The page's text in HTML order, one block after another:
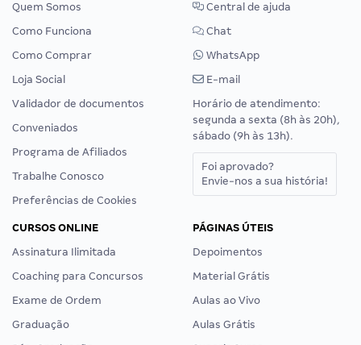
Quem Somos
Como Funciona
Como Comprar
Loja Social
Validador de documentos
Conveniados
Programa de Afiliados
Trabalhe Conosco
Preferências de Cookies
Central de ajuda
Chat
WhatsApp
E-mail
Horário de atendimento:
segunda a sexta (8h às 20h),
sábado (9h às 13h).
Foi aprovado?
Envie-nos a sua história!
CURSOS ONLINE
Assinatura Ilimitada
Coaching para Concursos
Exame de Ordem
Graduação
PÁGINAS ÚTEIS
Depoimentos
Material Grátis
Aulas ao Vivo
Aulas Grátis